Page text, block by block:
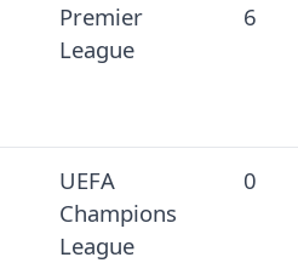
Premier
League
6
UEFA
Champions
League
0